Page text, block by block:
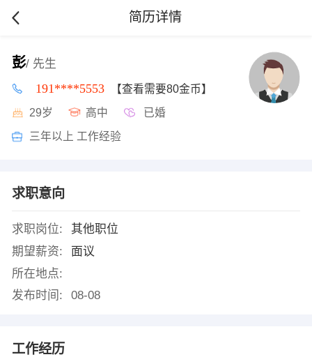
简历详情
彭/ 先生
191****5553 【查看需要80金币】
29岁 高中 已婚
三年以上 工作经验
求职意向
求职岗位:
其他职位
期望薪资:
面议
所在地点:
发布时间:
08-08
工作经历